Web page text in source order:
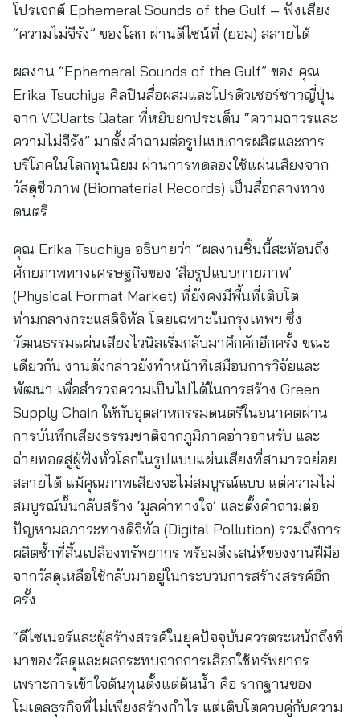
โปรเจกต์ Ephemeral Sounds of the Gulf – ฟังเสียง
“ความไม่จีรัง” ของโลก ผ่านดีไซน์ที่ (ยอม) สลายได้
ผลงาน “Ephemeral Sounds of the Gulf” ของ คุณ
Erika Tsuchiya ศิลปินสื่อผสมและโปรดิวเซอร์ชาวญี่ปุ่น
จาก VCUarts Qatar ที่หยิบยกประเด็น “ความถาวรและ
ความไม่จีรัง” มาตั้งคำถามต่อรูปแบบการผลิตและการ
บริโภคในโลกทุนนิยม ผ่านการทดลองใช้แผ่นเสียงจาก
วัสดุชีวภาพ (Biomaterial Records) เป็นสื่อกลางทาง
ดนตรี
คุณ Erika Tsuchiya อธิบายว่า “ผลงานชิ้นนี้สะท้อนถึง
ศักยภาพทางเศรษฐกิจของ ‘สื่อรูปแบบกายภาพ’
(Physical Format Market) ที่ยังคงมีพื้นที่เติบโต
ท่ามกลางกระแสดิจิทัล โดยเฉพาะในกรุงเทพฯ ซึ่ง
วัฒนธรรมแผ่นเสียงไวนิลเริ่มกลับมาคึกคักอีกครั้ง ขณะ
เดียวกัน งานดังกล่าวยังทำหน้าที่เสมือนการวิจัยและ
พัฒนา เพื่อสำรวจความเป็นไปได้ในการสร้าง Green
Supply Chain ให้กับอุตสาหกรรมดนตรีในอนาคตผ่าน
การบันทึกเสียงธรรมชาติจากภูมิภาคอ่าวอาหรับ และ
ถ่ายทอดสู่ผู้ฟังทั่วโลกในรูปแบบแผ่นเสียงที่สามารถย่อย
สลายได้ แม้คุณภาพเสียงจะไม่สมบูรณ์แบบ แต่ความไม่
สมบูรณ์นั้นกลับสร้าง ‘มูลค่าทางใจ’ และตั้งคำถามต่อ
ปัญหามลภาวะทางดิจิทัล (Digital Pollution) รวมถึงการ
ผลิตซ้ำที่สิ้นเปลืองทรัพยากร พร้อมดึงเสน่ห์ของงานฝีมือ
จากวัสดุเหลือใช้กลับมาอยู่ในกระบวนการสร้างสรรค์อีก
ครั้ง
“ดีไซเนอร์และผู้สร้างสรรค์ในยุคปัจจุบันควรตระหนักถึงที่
มาของวัสดุและผลกระทบจากการเลือกใช้ทรัพยากร
เพราะการเข้าใจต้นทุนตั้งแต่ต้นน้ำ คือ รากฐานของ
โมเดลธุรกิจที่ไม่เพียงสร้างกำไร แต่เติบโตควบคู่กับความ